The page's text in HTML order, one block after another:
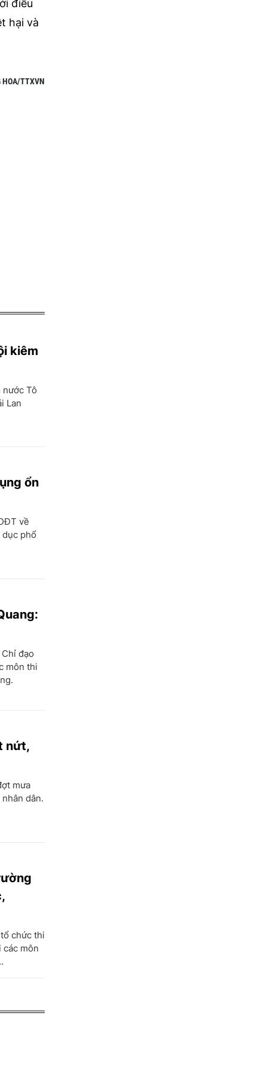
điều
hại và
HOA/TTXVN
kiêm
nước Tô
Lan
ổn
về
dục phổ
đạo
môn thi
nứt,
mưa
dân.
chức thi
các môn